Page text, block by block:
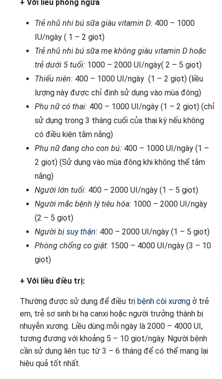
+ Với liều phòng ngừa
Trẻ nhũ nhi bú sữa giàu vitamin D: 400 – 1000
IU/ngày ( 1 – 2 giọt)
Trẻ nhũ nhi bú sữa mẹ không giàu vitamin D hoặc
trẻ dưới 5 tuổi: 1000 – 2000 UI/ngày( 2 – 5 giọt)
Thiếu niên: 400 – 1000 UI/ngày (1 – 2 giọt) (liều
lượng này được chỉ định sử dụng vào mùa đông)
Phụ nữ có thai: 400 – 1000 UI/ngày (1 – 2 giọt) (chỉ
sử dụng trong 3 tháng cuối của thai kỳ nếu không
có điều kiện tắm nắng)
Phụ nữ đang cho con bú: 400 – 1000 UI/ngày (1 –
2 giọt) (Sử dụng vào mùa đông khi không thể tắm
nắng)
Người lớn tuổi: 400 – 2000 UI/ngày (1 – 5 giọt)
Người mắc bệnh lý tiêu hóa: 1000 – 2000 UI/ngày
(2 – 5 giọt)
Người bị suy thận: 400 – 2000 UI/ngày (1 – 5 giọt)
Phòng chống co giật: 1500 – 4000 UI/ngày (3 – 10
giọt)
+ Với liều điều trị:
Thường được sử dụng để điều trị bệnh còi xương ở trẻ
em, trẻ sơ sinh bị hạ canxi hoặc người trưởng thành bị
nhuyễn xương. Liều dùng mỗi ngày là 2000 – 4000 UI,
tương đương với khoảng 5 – 10 giọt/ngày. Người bệnh
cần sử dụng liên tục từ 3 – 6 tháng để có thể mang lại
hiệu quả tốt nhất.